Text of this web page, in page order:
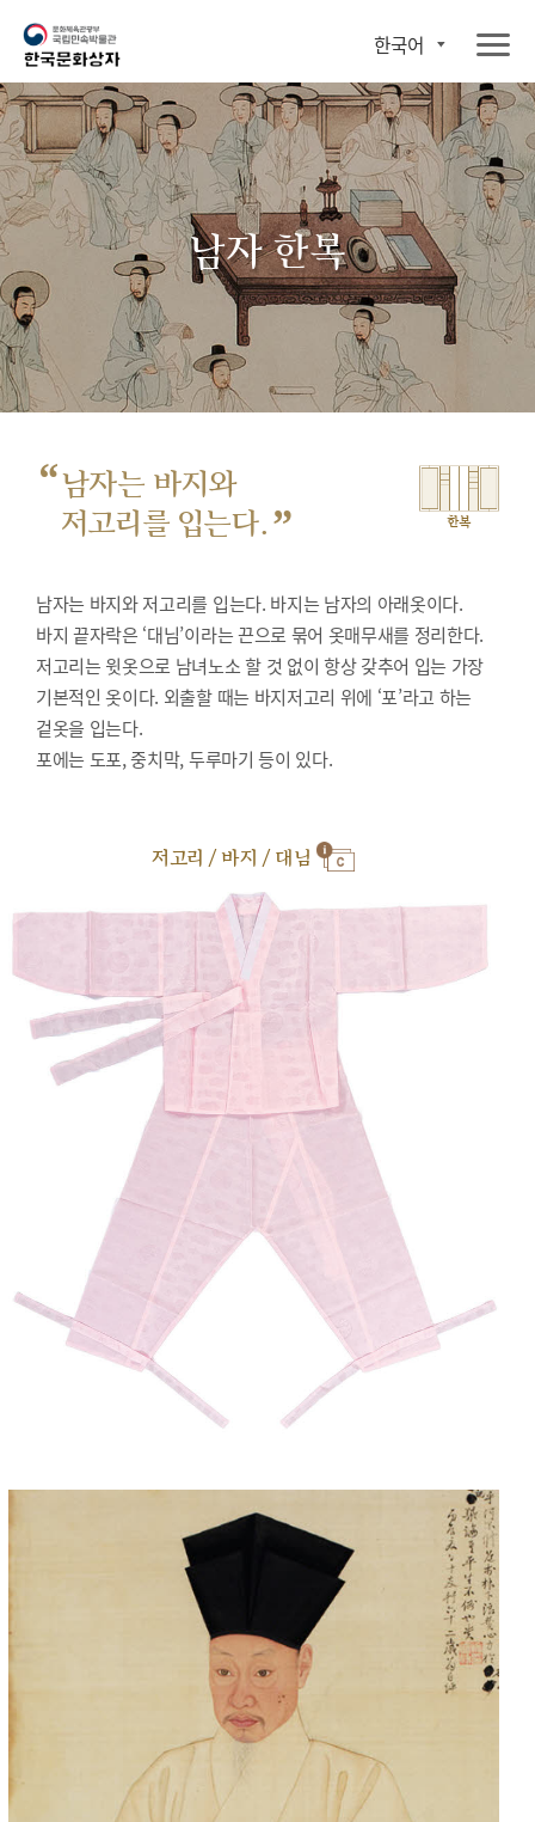
한국어
남자 한복
“남자는 바지와
저고리를 입는다. ” 한복
남자는 바지와 저고리를 입는다. 바지는 남자의 아래옷이다.
바지 끝자락은 ‘대님’이라는 끈으로 묶어 옷매무새를 정리한다.
저고리는 윗옷으로 남녀노소 할 것 없이 항상 갖추어 입는 가장
기본적인 옷이다. 외출할 때는 바지저고리 위에 ‘포’라고 하는
겉옷을 입는다.
포에는 도포, 중치막, 두루마기 등이 있다.
저고리 / 바지 / 대님